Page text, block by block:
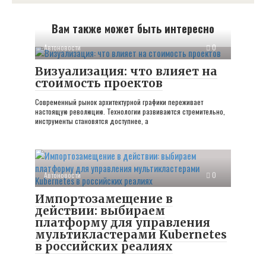
Вам также может быть интересно
Автоновости 0
Визуализация: что влияет на
стоимость проектов
Современный рынок архитектурной графики переживает
настоящую революцию. Технологии развиваются стремительно,
инструменты становятся доступнее, а
Автоновости 0
Импортозамещение в
действии: выбираем
платформу для управления
мультикластерами Kubernetes
в российских реалиях